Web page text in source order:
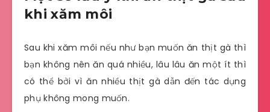
khi xăm môi
Sau khi xăm môi nếu như bạn muốn ăn thịt gà thì
bạn không nên ăn quá nhiều, lâu lâu ăn một ít thì
có thể bởi vì ăn nhiều thịt gà dẫn đến tác dụng
phụ không mong muốn.